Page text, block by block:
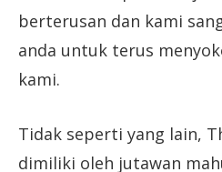
berterusan dan kami
anda untuk terus
kami.
Tidak seperti yang lain,
dimiliki oleh jutawan